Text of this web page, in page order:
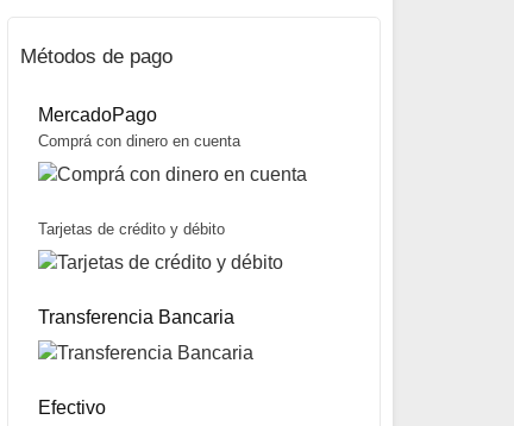
Precio sin impuestos nacionales:$33.733
10% OFFabonando con Efectivo
Métodos de pago
MercadoPago
Comprá con dinero en cuenta
Tarjetas de crédito y débito
Transferencia Bancaria
Efectivo